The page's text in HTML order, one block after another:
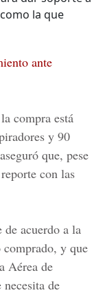
la que
ante
compra está
y 90
que, pese
con las
acuerdo a la
y que
Aérea de
de